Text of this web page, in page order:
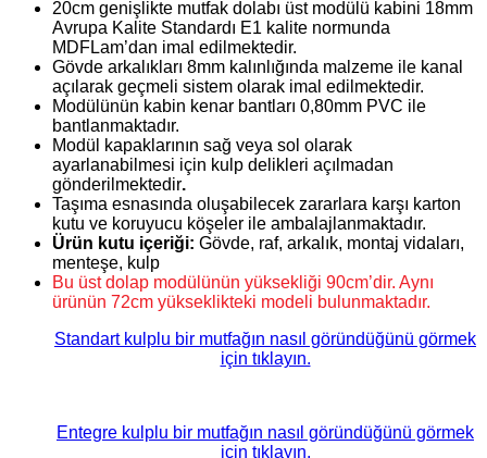
20cm genişlikte mutfak dolabı üst modülü kabini 18mm
Avrupa Kalite Standardı E1 kalite normunda
MDFLam’dan imal edilmektedir.
Gövde arkalıkları 8mm kalınlığında malzeme ile kanal
açılarak geçmeli sistem olarak imal edilmektedir.
Modülünün kabin kenar bantları 0,80mm PVC ile
bantlanmaktadır.
Modül kapaklarının sağ veya sol olarak
ayarlanabilmesi için kulp delikleri açılmadan
gönderilmektedir.
Taşıma esnasında oluşabilecek zararlara karşı karton
kutu ve koruyucu köşeler ile ambalajlanmaktadır.
Ürün kutu içeriği: Gövde, raf, arkalık, montaj vidaları,
menteşe, kulp
Bu üst dolap modülünün yüksekliği 90cm’dir. Aynı
ürünün 72cm yükseklikteki modeli bulunmaktadır.
Standart kulplu bir mutfağın nasıl göründüğünü görmek
için tıklayın.
Entegre kulplu bir mutfağın nasıl göründüğünü görmek
için tıklayın.